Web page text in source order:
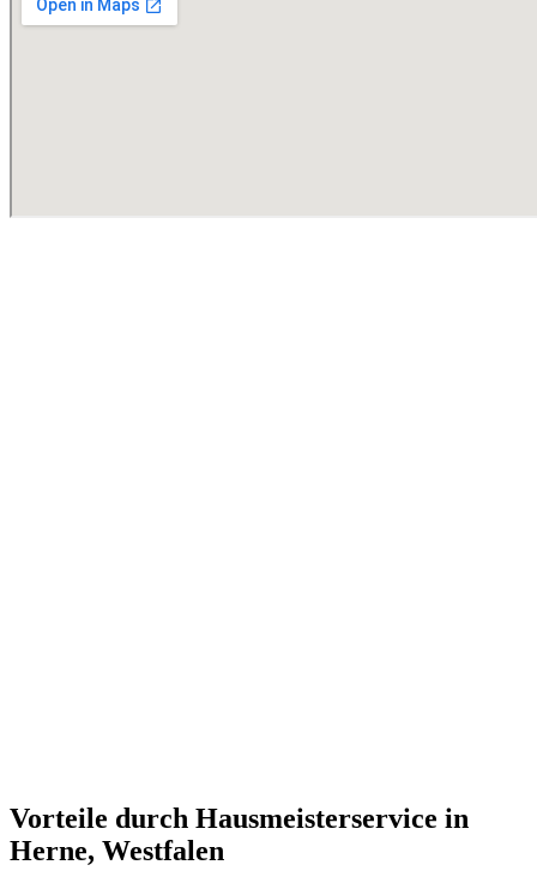
Vorteile durch Hausmeisterservice in
Herne, Westfalen